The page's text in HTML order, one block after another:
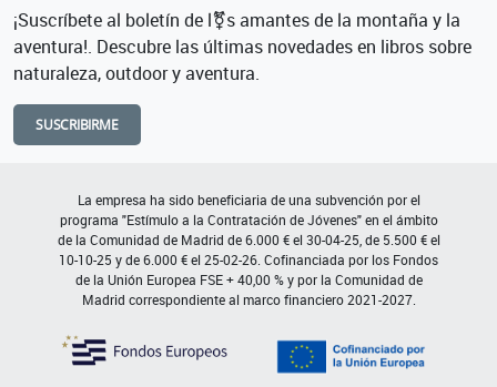
¡Suscríbete al boletín de l⚧s amantes de la montaña y la
aventura!. Descubre las últimas novedades en libros sobre
naturaleza, outdoor y aventura.
SUSCRIBIRME
La empresa ha sido beneficiaria de una subvención por el
programa "Estímulo a la Contratación de Jóvenes" en el ámbito
de la Comunidad de Madrid de 6.000 € el 30-04-25, de 5.500 € el
10-10-25 y de 6.000 € el 25-02-26. Cofinanciada por los Fondos
de la Unión Europea FSE + 40,00 % y por la Comunidad de
Madrid correspondiente al marco financiero 2021-2027.